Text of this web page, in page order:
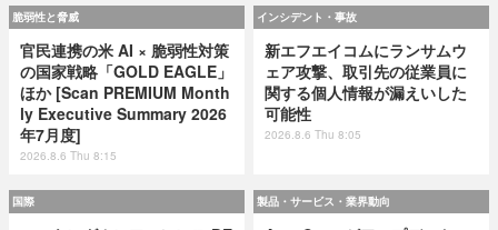
脆弱性と脅威
官民連携の米 AI × 脆弱性対策
の国家戦略「GOLD EAGLE」
ほか [Scan PREMIUM Month
ly Executive Summary 2026
年7月度]
2026.8.6 Thu 8:15
インシデント・事故
新エフエイコムにランサムウ
ェア攻撃、取引先の従業員に
関する個人情報が漏えいした
可能性
2026.8.6 Thu 8:05
国際 製品・サービス・業界動向